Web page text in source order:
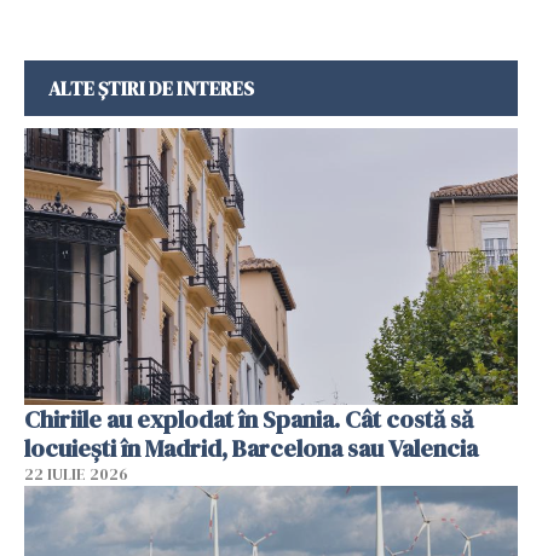
ALTE ȘTIRI DE INTERES
Chiriile au explodat în Spania. Cât costă să
locuiești în Madrid, Barcelona sau Valencia
22 IULIE 2026